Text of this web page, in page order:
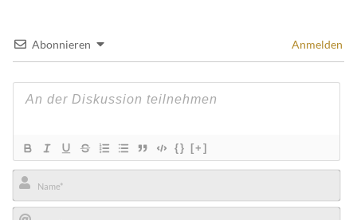
Abonnieren Anmelden
{} [+]
Name*